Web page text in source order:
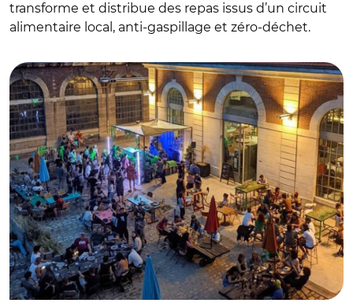
transforme et distribue des repas issus d’un circuit
alimentaire local, anti-gaspillage et zéro-déchet.